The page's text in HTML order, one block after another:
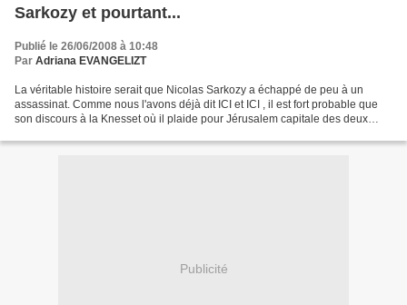
Sarkozy et pourtant...
Publié le 26/06/2008 à 10:48
Par Adriana EVANGELIZT
La véritable histoire serait que Nicolas Sarkozy a échappé de peu à un
assassinat. Comme nous l'avons déjà dit ICI et ICI , il est fort probable que
son discours à la Knesset où il plaide pour Jérusalem capitale des deux
Publicité